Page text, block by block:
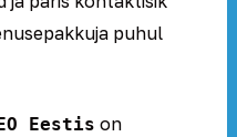
puhul
Eestis on